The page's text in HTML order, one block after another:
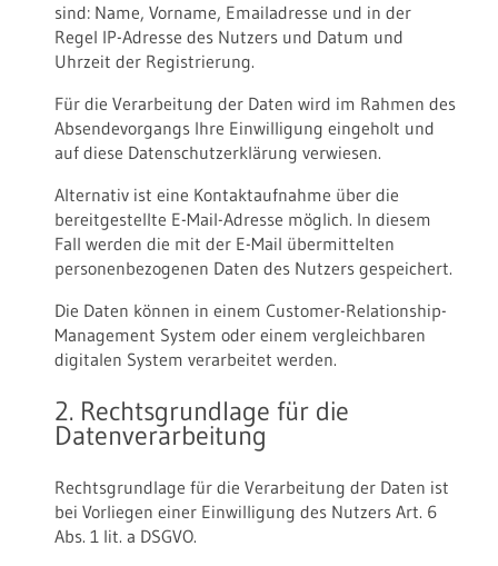
sind: Name, Vorname, Emailadresse und in der
Regel IP-Adresse des Nutzers und Datum und
Uhrzeit der Registrierung.
Für die Verarbeitung der Daten wird im Rahmen des
Absendevorgangs Ihre Einwilligung eingeholt und
auf diese Datenschutzerklärung verwiesen.
Alternativ ist eine Kontaktaufnahme über die
bereitgestellte E-Mail-Adresse möglich. In diesem
Fall werden die mit der E-Mail übermittelten
personenbezogenen Daten des Nutzers gespeichert.
Die Daten können in einem Customer-Relationship-
Management System oder einem vergleichbaren
digitalen System verarbeitet werden.
2. Rechtsgrundlage für die
Datenverarbeitung
Rechtsgrundlage für die Verarbeitung der Daten ist
bei Vorliegen einer Einwilligung des Nutzers Art. 6
Abs. 1 lit. a DSGVO.